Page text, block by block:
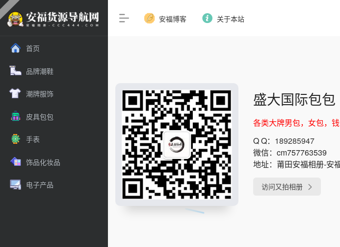
首页
品牌潮鞋
潮牌服饰
皮具包包
手表
饰品化妆品
电子产品
安福博客 关于本站
盛大国际包包
各类大牌男包，女包，
Q Q： 189285947
微信： cm757763539
地址： 莆田安福相册-安
访问又拍相册